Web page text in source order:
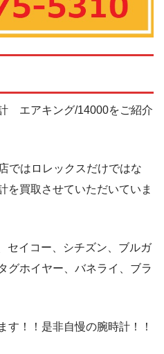
エアキング/14000をご紹介
ではロレックスだけではな
を買取させていただいていま
セイコー、シチズン、ブルガ
グホイヤー、バネライ、ブラ
す！！是非自慢の腕時計！！